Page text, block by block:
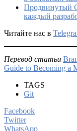
Продвинутый
каждый
Читайте нас в
Перевод статьи
Guide to Becoming a
TAGS
Git
Facebook
Twitter
WhatsApp